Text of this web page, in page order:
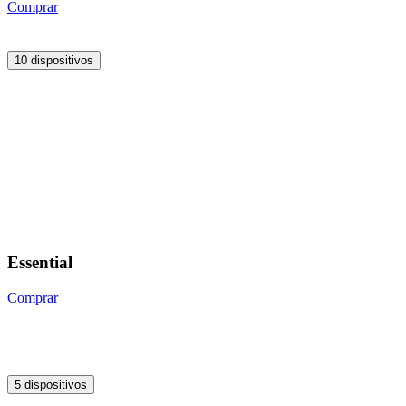
Comprar
10 dispositivos
Essential
Comprar
5 dispositivos